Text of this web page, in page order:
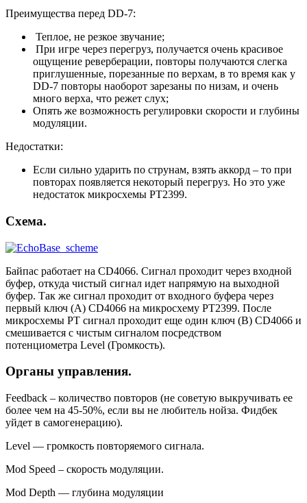
Преимущества перед DD-7:
Теплое, не резкое звучание;
При игре через перегруз, получается очень красивое
ощущение реверберации, повторы получаются слегка
приглушенные, порезанные по верхам, в то время как у
DD-7 повторы наоборот зарезаны по низам, и очень
много верха, что режет слух;
Опять же возможность регулировки скорости и глубины
модуляции.
Недостатки:
Если сильно ударить по струнам, взять аккорд – то при
повторах появляется некоторый перегруз. Но это уже
недостаток микросхемы PT2399.
Схема.
Байпас работает на CD4066. Сигнал проходит через входной
буфер, откуда чистый сигнал идет напрямую на выходной
буфер. Так же сигнал проходит от входного буфера через
первый ключ (А) CD4066 на микросхему PT2399. После
микросхемы PT сигнал проходит еще один ключ (В) CD4066 и
смешивается с чистым сигналом посредством
потенциометра Level (Громкость).
Органы управления.
Feedback – количество повторов (не советую выкручивать ее
более чем на 45-50%, если вы не любитель нойза. Фидбек
уйдет в самогенерацию).
Level — громкость повторяемого сигнала.
Mod Speed – скорость модуляции.
Mod Depth — глубина модуляции